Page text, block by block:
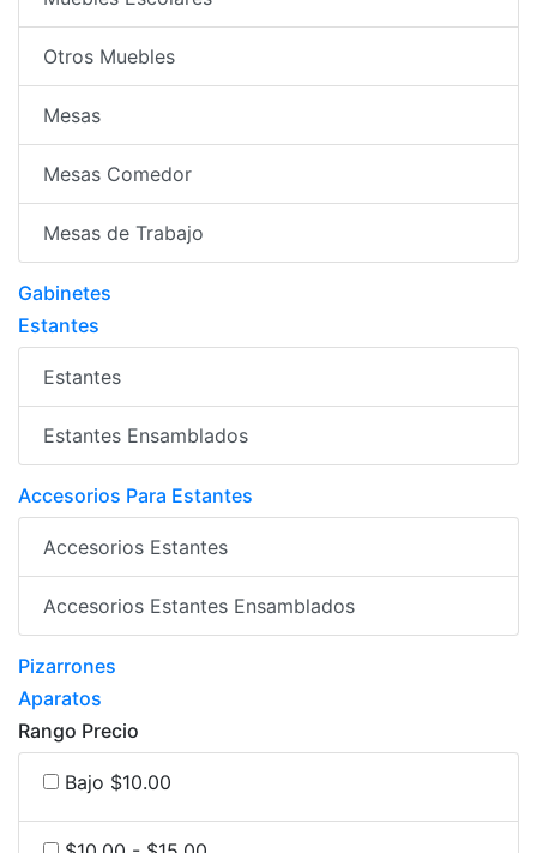
Otros Muebles
Mesas
Mesas Comedor
Mesas de Trabajo
Gabinetes
Estantes
Estantes
Estantes Ensamblados
Accesorios Para Estantes
Accesorios Estantes
Accesorios Estantes Ensamblados
Pizarrones
Aparatos
Rango Precio
Bajo $10.00